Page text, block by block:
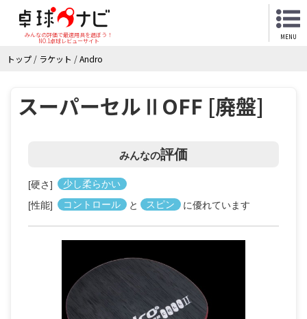
みんなの評価で最適用具を選ぼう！
NO.1卓球レビューサイト
MENU
トップ / ラケット /Andro
スーパーセルⅡOFF [廃盤]
みんなの評価
[硬さ]
少し柔らかい
[性能]
コントロール と スピン に優れています